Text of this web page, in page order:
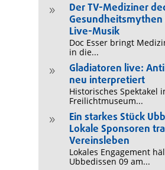
9
Der TV-Mediziner
Gesundheitsmythen
Live-Musik
Doc Esser bringt
in die...
9
Gladiatoren live:
neu interpretiert
Historisches Spektakel
Freilichtmuseum...
9
Ein starkes Stück
Lokale Sponsoren
Vereinsleben
Lokales Engagement
Ubbedissen 09 am...